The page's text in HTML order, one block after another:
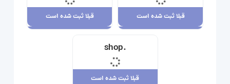
قبلا ثبت شده است
قبلا ثبت شده است
.shop
قبلا ثبت شده است